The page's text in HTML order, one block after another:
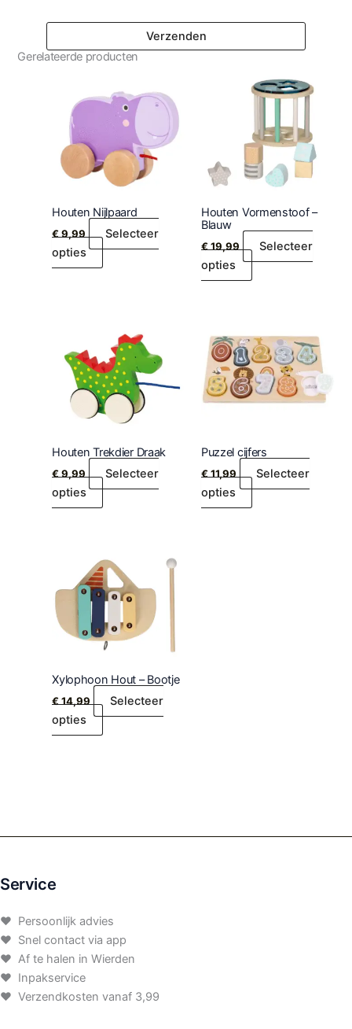
Gerelateerde producten
Houten Nijlpaard
€9,99
Selecteer
opties
Houten Vormenstoof –
Blauw
€19,99
Selecteer
opties
Houten Trekdier Draak
€9,99
Selecteer
opties
Puzzel cijfers
€11,99
Selecteer
opties
Xylophoon Hout – Bootje
€14,99
Selecteer
opties
Service
♥ Persoonlijk advies
♥ Snel contact via app
♥ Af te halen in Wierden
♥ Inpakservice
♥ Verzendkosten vanaf 3,99